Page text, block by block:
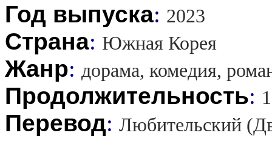
Год выпуска: 2023
Страна: Южная Корея
Жанр: дорама, комедия,
Продолжительность:
Перевод: Любительский